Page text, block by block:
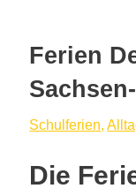
Ferien
Schulferien,
Die